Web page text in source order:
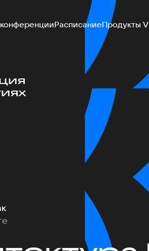
РасписаниеПродукты